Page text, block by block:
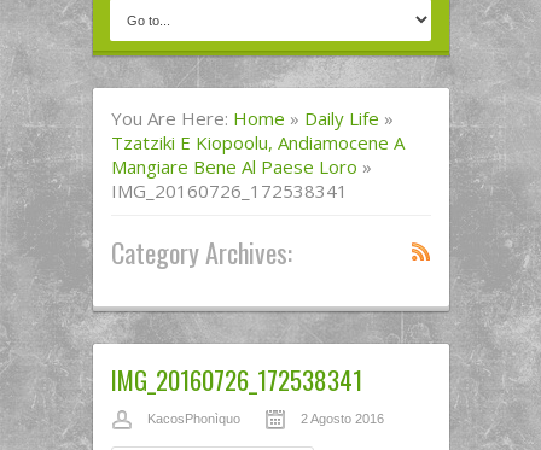
You Are Here: Home » Daily Life »
Tzatziki E Kiopoolu, Andiamocene A
Mangiare Bene Al Paese Loro »
IMG_20160726_172538341
Category Archives:
IMG_20160726_172538341
KacosPhonìquo 2 Agosto 2016